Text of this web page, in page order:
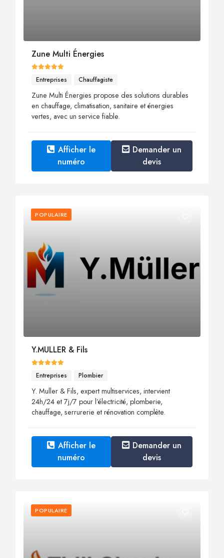
Zune Multi Énergies
Entreprises Chauffagiste
Zune Multi Énergies propose des solutions durables
en chauffage, climatisation, sanitaire et énergies
vertes, avec un service fiable.
Afficher le
numéro
Demander un
devis
POPULAIRE
Y.MULLER & Fils
Entreprises Plombier
Y. Muller & Fils, expert multiservices, intervient
24h/24 et 7j/7 pour l’électricité, plomberie,
chauffage, serrurerie et rénovation complète.
Afficher le
numéro
Demander un
devis
POPULAIRE